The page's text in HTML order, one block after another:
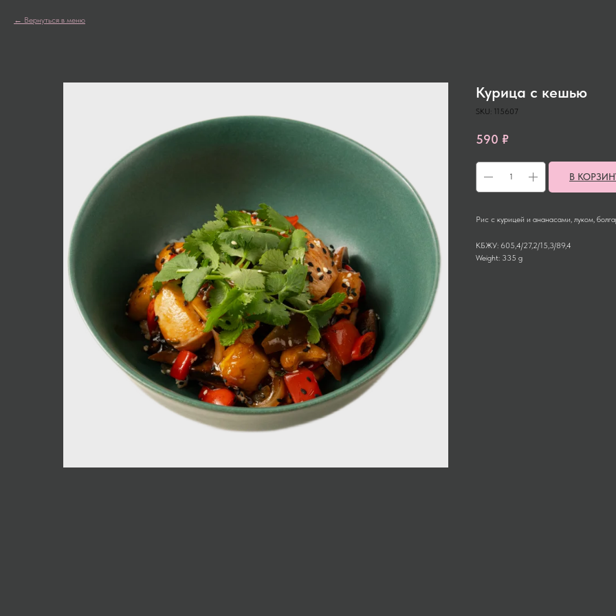
Вернуться в меню
Курица с кешью
SKU: 115607
590 ₽
В
Рис с курицей и ананасами, луком,
КБЖУ: 605,4/27,2/15,3/89,4
Weight: 335 g